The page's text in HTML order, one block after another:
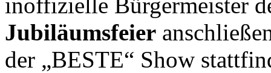
Jubiläumsfeier
der „BESTE“ Show